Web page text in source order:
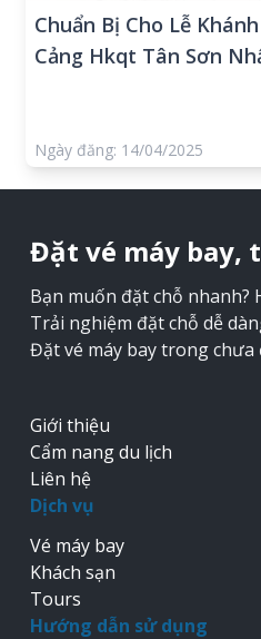
Chuẩn Bị Cho Lễ
Cảng Hkqt Tân Sơn
Ngày đăng: 14/04/2025
Đặt vé máy bay,
Bạn muốn đặt chỗ nhanh?
Trải nghiệm đặt chỗ dễ
Đặt vé máy bay trong chưa
Giới thiệu
Cẩm nang du lịch
Liên hệ
Dịch vụ
Vé máy bay
Khách sạn
Tours
Hướng dẫn sử dụng